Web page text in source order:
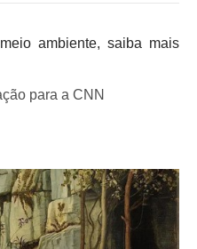
ambiente, saiba mais
para a CNN